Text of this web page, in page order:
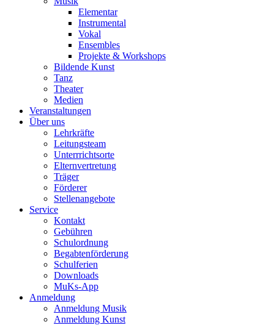
Elementar
Instrumental
Vokal
Ensembles
Projekte & Workshops
Bildende Kunst
Tanz
Theater
Medien
Veranstaltungen
Über uns
Lehrkräfte
Leitungsteam
Unterrrichtsorte
Elternvertretung
Träger
Förderer
Stellenangebote
Service
Kontakt
Gebühren
Schulordnung
Begabtenförderung
Schulferien
Downloads
MuKs-App
Anmeldung
Anmeldung Musik
Anmeldung Kunst